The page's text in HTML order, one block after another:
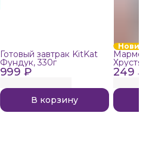
999 ₽
Готовый завтрак KitKat
Фундук, 330г
В корзину
249 ₽